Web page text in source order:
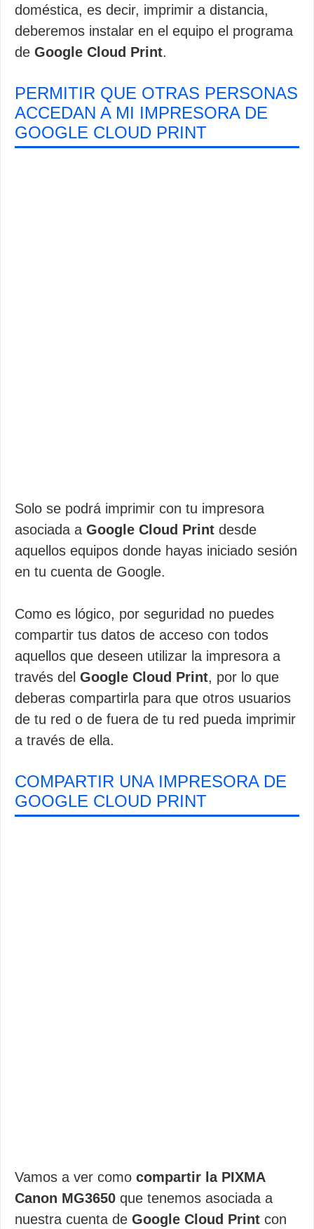
doméstica, es decir, imprimir a distancia,
deberemos instalar en el equipo el programa
de Google Cloud Print.
PERMITIR QUE OTRAS PERSONAS
ACCEDAN A MI IMPRESORA DE
GOOGLE CLOUD PRINT
Solo se podrá imprimir con tu impresora
asociada a Google Cloud Print desde
aquellos equipos donde hayas iniciado sesión
en tu cuenta de Google.
Como es lógico, por seguridad no puedes
compartir tus datos de acceso con todos
aquellos que deseen utilizar la impresora a
través del Google Cloud Print, por lo que
deberas compartirla para que otros usuarios
de tu red o de fuera de tu red pueda imprimir
a través de ella.
COMPARTIR UNA IMPRESORA DE
GOOGLE CLOUD PRINT
Vamos a ver como compartir la PIXMA
Canon MG3650 que tenemos asociada a
nuestra cuenta de Google Cloud Print con